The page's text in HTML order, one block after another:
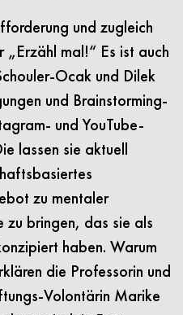
und zugleich
„Erzähl mal!“ Es ist auch
Ocak und Dilek
und Brainstorming-
und YouTube-
lassen sie aktuell
zu mentaler
zu bringen, das sie als
haben. Warum
die Professorin und
Volontärin Marike